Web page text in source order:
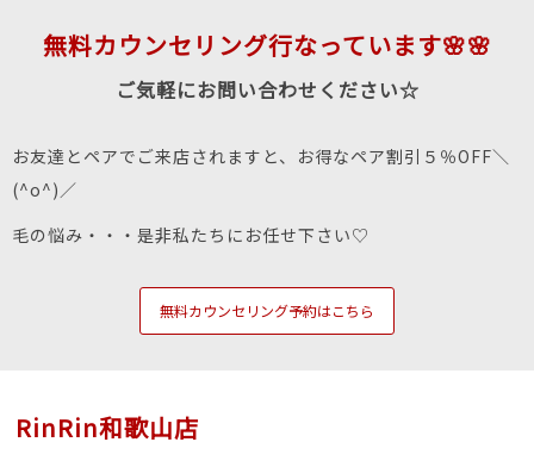
無料カウンセリング行なっています🌸🌸
ご気軽にお問い合わせください☆
お友達とペアでご来店されますと、お得なペア割引５％OFF＼
(^o^)／
毛の悩み・・・是非私たちにお任せ下さい♡
無料カウンセリング予約はこちら
RinRin和歌山店